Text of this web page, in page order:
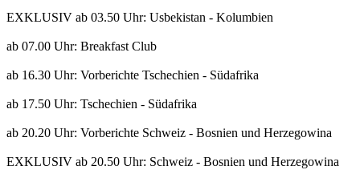
EXKLUSIV ab 03.50 Uhr: Usbekistan - Kolumbien
ab 07.00 Uhr: Breakfast Club
ab 16.30 Uhr: Vorberichte Tschechien - Südafrika
ab 17.50 Uhr: Tschechien - Südafrika
ab 20.20 Uhr: Vorberichte Schweiz - Bosnien und Herzegowina
EXKLUSIV ab 20.50 Uhr: Schweiz - Bosnien und Herzegowina